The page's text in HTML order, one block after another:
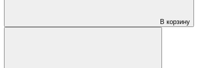
В корзину